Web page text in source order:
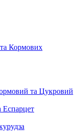
Кормових
та Цукровий
Еспарцет